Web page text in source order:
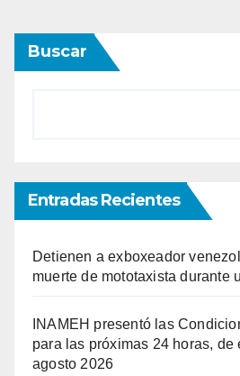
Buscar
Entradas Recientes
Detienen a exboxeador
muerte de mototaxista durante
INAMEH presentó las
para las próximas 24 horas, de
agosto 2026